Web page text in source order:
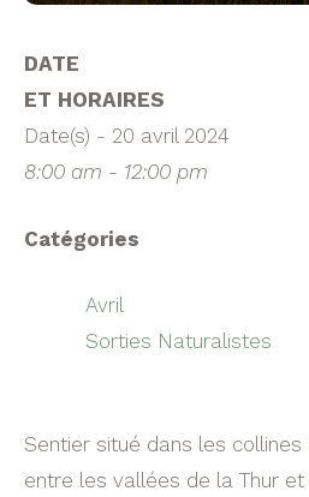
DATE
ET HORAIRES
Date(s) - 20 avril 2024
8:00 am - 12:00 pm
Catégories
Avril
Sorties Naturalistes
Sentier situé dans les
entre les vallées de la Thur